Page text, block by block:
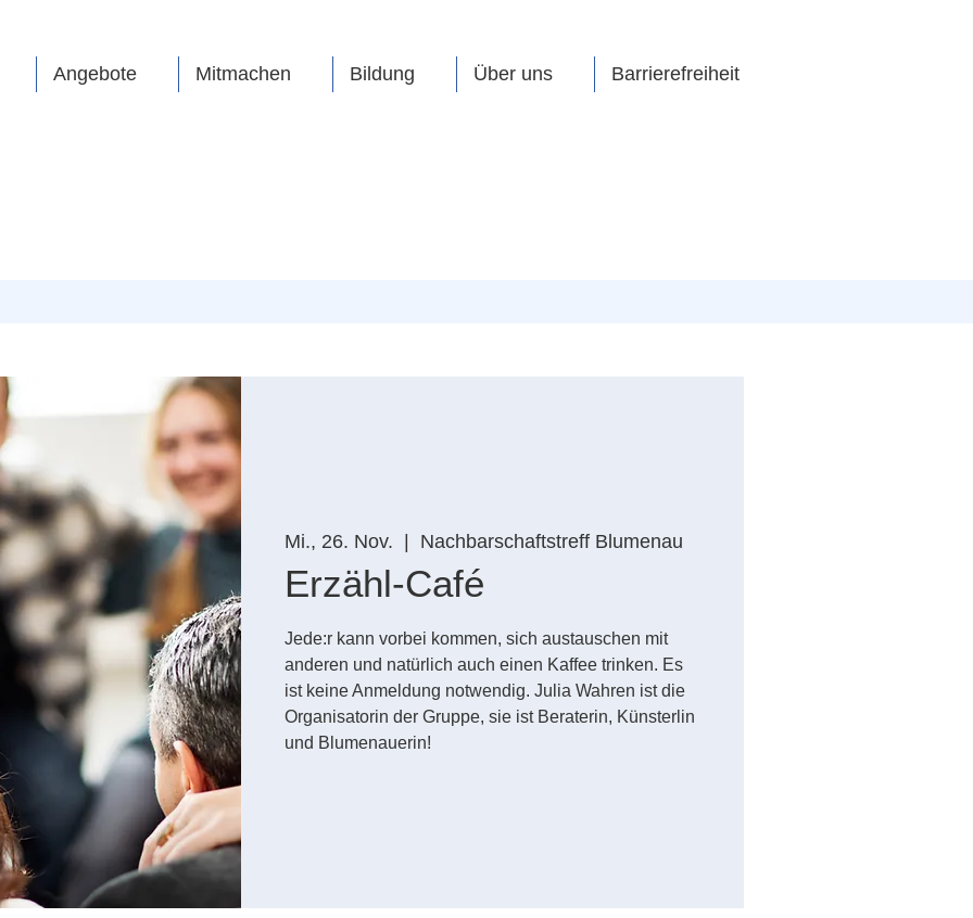
Angebote Mitmachen Bildung Über uns Barrierefreiheit
Mi., 26. Nov. Nachbarschaftstreff Blumenau
Erzähl-Café
Jede:r kann vorbei kommen, sich austauschen mit
anderen und natürlich auch einen Kaffee trinken. Es
ist keine Anmeldung notwendig. Julia Wahren ist die
Organisatorin der Gruppe, sie ist Beraterin, Künsterlin
und Blumenauerin!